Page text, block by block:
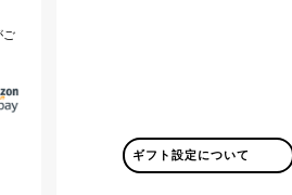
ご
ギフト設定について